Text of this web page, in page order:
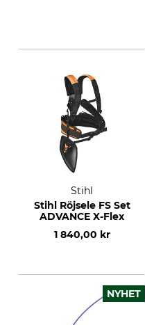
Stihl
Stihl Röjsele FS Set
ADVANCE X-Flex
1 840,00 kr
NYHET